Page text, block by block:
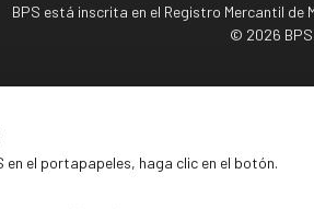
BPS está inscrita en el Registro Mercantil de
© 2026
en el portapapeles, haga clic en el botón.